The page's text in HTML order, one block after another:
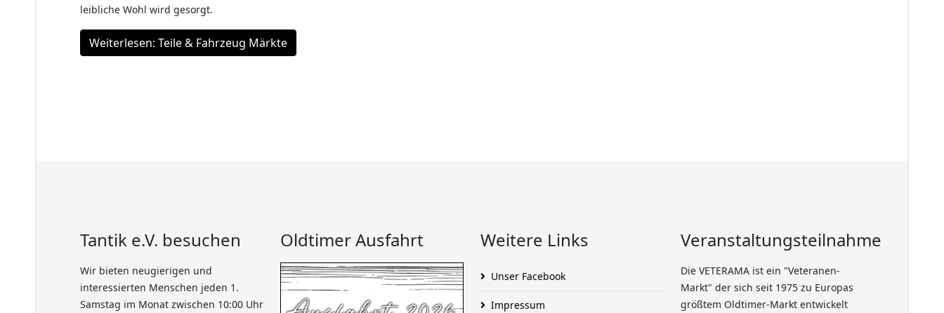
leibliche Wohl wird gesorgt.
Weiterlesen: Teile & Fahrzeug Märkte
Tantik e.V. besuchen
Wir bieten neugierigen und
interessierten Menschen jeden 1.
Samstag im Monat zwischen 10:00 Uhr
Oldtimer Ausfahrt Weitere Links
Unser Facebook
Impressum
Veranstaltungsteilnahme
Die VETERAMA ist ein "Veteranen-
Markt" der sich seit 1975 zu Europas
größtem Oldtimer-Markt entwickelt